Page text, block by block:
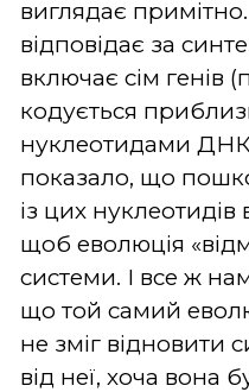
виглядає
відповідає за
включає сім генів
кодується
нуклеотидами
показало, що
із цих
щоб еволюція
системи. І все ж
що той самий
не зміг відновити
від неї, хоча вона